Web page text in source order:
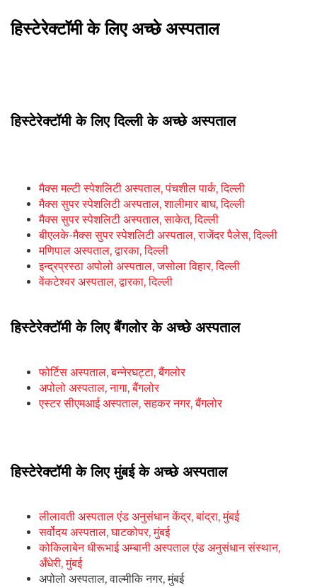
हिस्टेरेक्टॉमी के लिए अच्छे अस्पताल
हिस्टेरेक्टॉमी के लिए दिल्ली के अच्छे अस्पताल
मैक्स मल्टी स्पेशलिटी अस्पताल, पंचशील पार्क, दिल्ली
मैक्स सुपर स्पेशलिटी अस्पताल, शालीमार बाघ, दिल्ली
मैक्स सुपर स्पेशलिटी अस्पताल, साकेत, दिल्ली
बीएलके-मैक्स सुपर स्पेशलिटी अस्पताल, राजेंदर पैलेस, दिल्ली
मणिपाल अस्पताल, द्वारका, दिल्ली
इन्द्रप्रस्ठा अपोलो अस्पताल, जसोला विहार, दिल्ली
वेंकटेश्वर अस्पताल, द्वारका, दिल्ली
हिस्टेरेक्टॉमी के लिए बैंगलोर के अच्छे अस्पताल
फोर्टिस अस्पताल, बन्नेरघट्टा, बैंगलोर
अपोलो अस्पताल, नागा, बैंगलोर
एस्टर सीएमआई अस्पताल, सहकर नगर, बैंगलोर
हिस्टेरेक्टॉमी के लिए मुंबई के अच्छे अस्पताल
लीलावती अस्पताल एंड अनुसंधान केंद्र, बांद्रा, मुंबई
सर्वोदय अस्पताल, घाटकोपर, मुंबई
कोकिलाबेन धीरूभाई अम्बानी अस्पताल एंड अनुसंधान संस्थान,
अँधेरी, मुंबई
अपोलो अस्पताल, वाल्मीकि नगर, मुंबई